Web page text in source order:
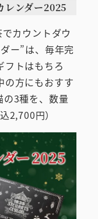
レンダー2025
カウントダウ
ー”は、毎年完
フトはもちろ
の方にもおすす
の3種を、数量
2,700円）